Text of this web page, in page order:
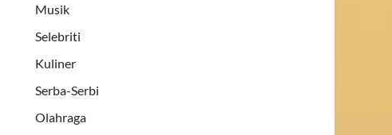
Musik
Selebriti
Kuliner
Serba-Serbi
Olahraga